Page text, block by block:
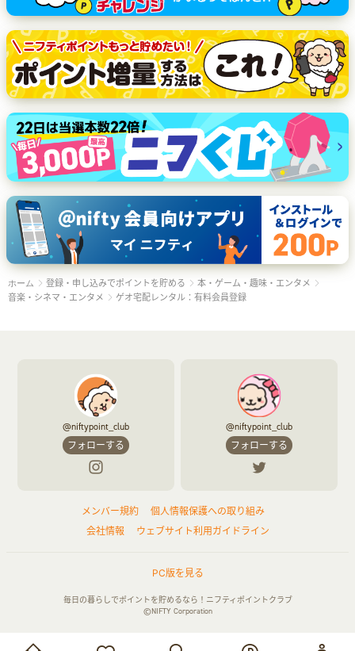
ホーム 登録・申し込みでポイントを貯める
本・ゲーム・趣味・エンタメ
音楽・シネマ・エンタメ
ゲオ宅配レンタル：有料会員登録
@niftypoint_club
フォローする
@niftypoint_club
フォローする
メンバー規約
個人情報保護への取り組み
会社情報
ウェブサイト利用ガイドライン
PC版を見る
毎日の暮らしでポイントを貯めるなら！ニフティポイントクラブ
©NIFTY Corporation